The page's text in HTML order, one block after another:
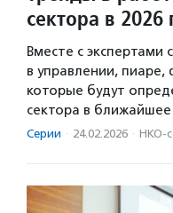
сектора в 2026
Вместе с экспертами
в управлении, пиаре,
которые будут
сектора в
Серии · 24.02.2026 · НКО-